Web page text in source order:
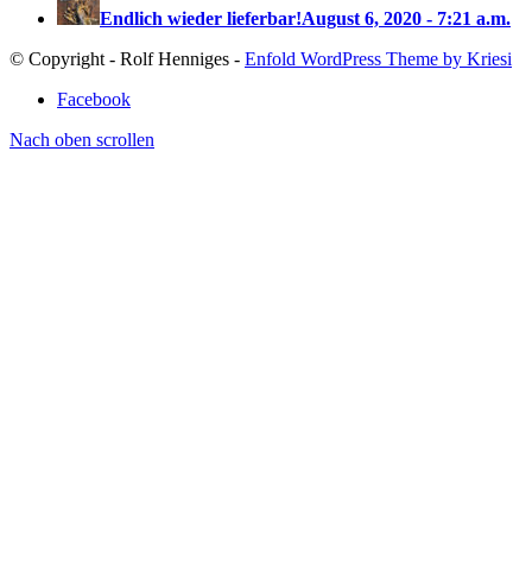
Endlich wieder lieferbar!August 6, 2020 - 7:21 a.m.
© Copyright - Rolf Henniges - Enfold WordPress Theme by Kriesi
Facebook
Nach oben scrollen